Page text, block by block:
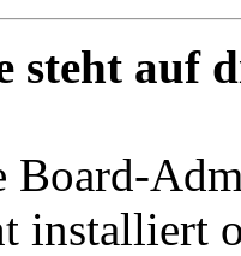
steht auf
Board-
installiert